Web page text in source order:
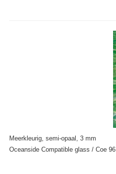
Meerkleurig, semi-opaal, 3 mm
Oceanside Compatible glass / Coe 96